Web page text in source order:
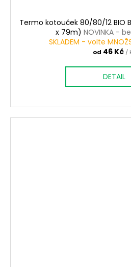
Termo kotouček 80/80/12 BIO
x 79m) NOVINKA -
SKLADEM - volte
od 46 Kč /
DETAIL